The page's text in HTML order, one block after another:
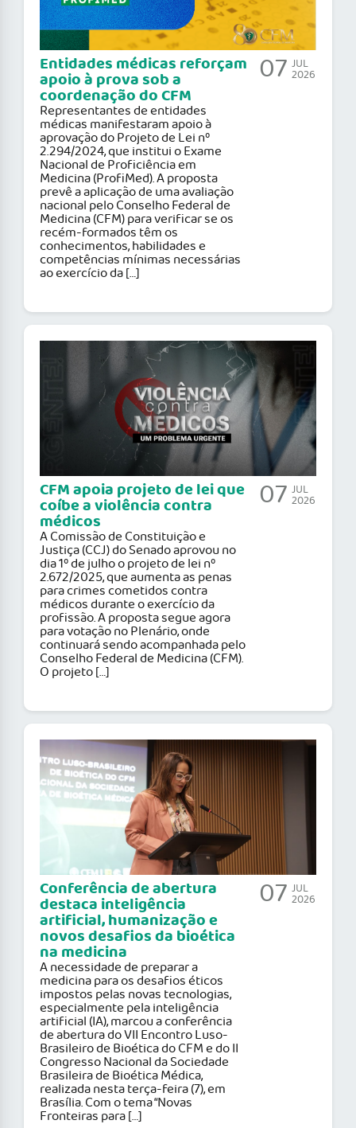
Entidades médicas reforçam
apoio à prova sob a
coordenação do CFM
Representantes de entidades
médicas manifestaram apoio à
aprovação do Projeto de Lei nº
2.294/2024, que institui o Exame
Nacional de Proficiência em
Medicina (ProfiMed). A proposta
prevê a aplicação de uma avaliação
nacional pelo Conselho Federal de
Medicina (CFM) para verificar se os
recém-formados têm os
conhecimentos, habilidades e
competências mínimas necessárias
ao exercício da […]
07 JUL
2026
CFM apoia projeto de lei que
coíbe a violência contra
médicos
A Comissão de Constituição e
Justiça (CCJ) do Senado aprovou no
dia 1º de julho o projeto de lei nº
2.672/2025, que aumenta as penas
para crimes cometidos contra
médicos durante o exercício da
profissão. A proposta segue agora
para votação no Plenário, onde
continuará sendo acompanhada pelo
Conselho Federal de Medicina (CFM).
O projeto […]
07 JUL
2026
Conferência de abertura
destaca inteligência
artificial, humanização e
novos desafios da bioética
na medicina
A necessidade de preparar a
medicina para os desafios éticos
impostos pelas novas tecnologias,
especialmente pela inteligência
artificial (IA), marcou a conferência
de abertura do VII Encontro Luso-
Brasileiro de Bioética do CFM e do II
Congresso Nacional da Sociedade
Brasileira de Bioética Médica,
realizada nesta terça-feira (7), em
Brasília. Com o tema “Novas
Fronteiras para […]
07 JUL
2026